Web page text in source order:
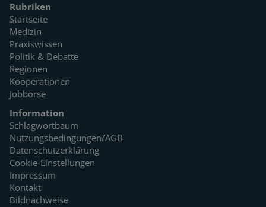
Rubriken
Startseite
Medizin
Praxiswissen
Politik & Debatte
Regionen
Kooperationen
Jobbörse
Information
Schlagwortbaum
Nutzungsbedingungen/AGB
Datenschutzerklärung
Cookie-Einstellungen
Impressum
Kontakt
Bildnachweise